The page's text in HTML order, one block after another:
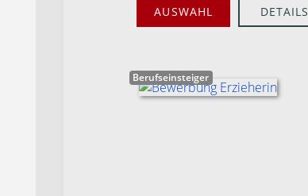
AUSWAHL DETAILS
Berufseinsteiger